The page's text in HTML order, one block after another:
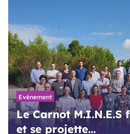
Evènement
Le Carnot M.I.N.E.S
et se projette...